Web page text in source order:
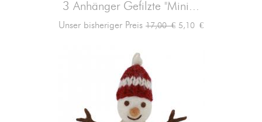
3 Anhänger Gefilzte "Mini...
Unser bisheriger Preis Verkaufspreis
17,00 € Preis
5,10 €